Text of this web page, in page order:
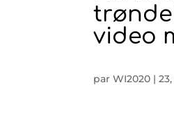
video
parWI2020 |